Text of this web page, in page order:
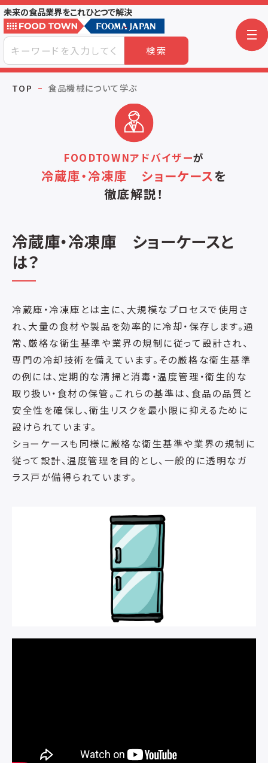
未来の食品業界をこれひとつで解決
検索
TOP 食品機械について学ぶ
FOODTOWNアドバイザーが
冷蔵庫・冷凍庫 ショーケースを
徹底解説！
冷蔵庫・冷凍庫 ショーケースと
は？
冷蔵庫・冷凍庫とは主に、大規模なプロセスで使用さ
れ、大量の食材や製品を効率的に冷却・保存します。通
常、厳格な衛生基準や業界の規制に従って設計され、
専門の冷却技術を備えています。その厳格な衛生基準
の例には、定期的な清掃と消毒・温度管理・衛生的な
取り扱い・食材の保管。これらの基準は、食品の品質と
安全性を確保し、衛生リスクを最小限に抑えるために
設けられています。
ショーケースも同様に厳格な衛生基準や業界の規制に
従って設計、温度管理を目的とし、一般的に透明なガ
ラス戸が備得られています。